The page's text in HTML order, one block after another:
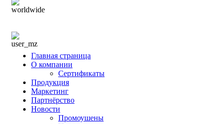
Главная страница
О компании
Сертификаты
Продукция
Маркетинг
Партнёрство
Новости
Промоушены